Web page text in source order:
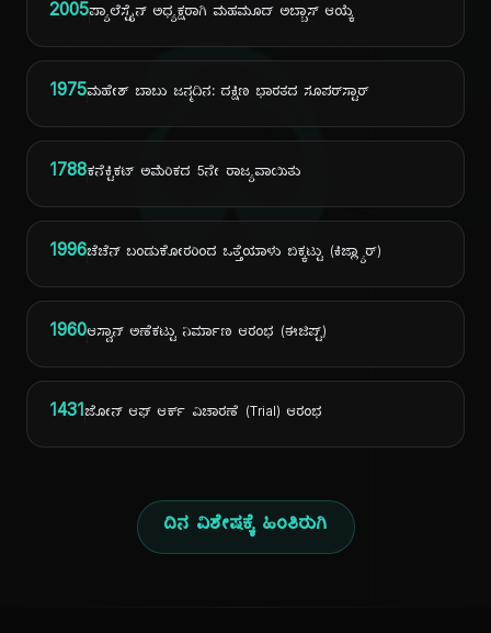
ದಿ
2005ಪ್ಯಾಲೆಸ್ಟೈನ್ ಅಧ್ಯಕ್ಷರಾಗಿ ಮಹಮೂದ್ ಅಬ್ಬಾಸ್ ಆಯ್ಕೆ
1975ಮಹೇಶ್ ಬಾಬು ಜನ್ಮದಿನ: ದಕ್ಷಿಣ ಭಾರತದ ಸೂಪರ್‌ಸ್ಟಾರ್
1788ಕನೆಕ್ಟಿಕಟ್ ಅಮೆರಿಕದ 5ನೇ ರಾಜ್ಯವಾಯಿತು
1996ಚೆಚೆನ್ ಬಂಡುಕೋರರಿಂದ ಒತ್ತೆಯಾಳು ಬಿಕ್ಕಟ್ಟು (ಕಿಜ್ಲ್ಯಾರ್)
1960ಆಸ್ವಾನ್ ಅಣೆಕಟ್ಟು ನಿರ್ಮಾಣ ಆರಂಭ (ಈಜಿಪ್ಟ್)
1431ಜೋನ್ ಆಫ್ ಆರ್ಕ್ ವಿಚಾರಣೆ (Trial) ಆರಂಭ
ದಿನ ವಿಶೇಷಕ್ಕೆ ಹಿಂತಿರುಗಿ